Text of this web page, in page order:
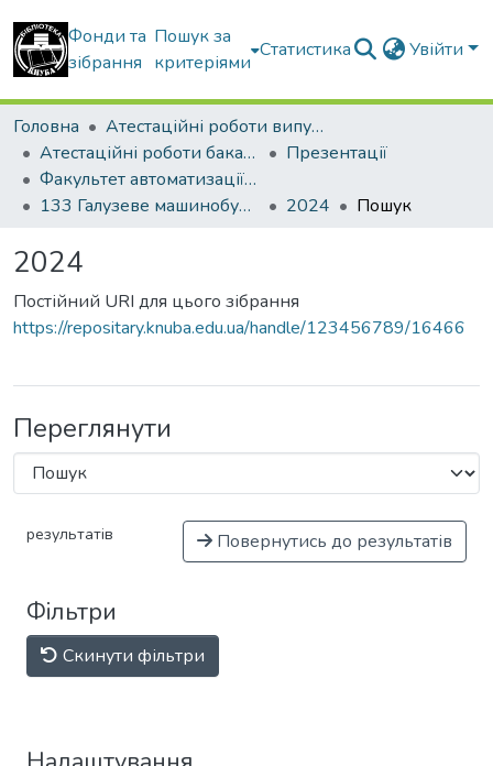
Фонди та
зібрання
Пошук за
критеріями
Статистика Увійти
Головна
Атестаційні роботи випускників
Атестаційні роботи бакалаврів
Презентації
Факультет автоматизації і інформаційних технологій
133 Галузеве машинобудування
2024 Пошук
2024
Постійний URI для цього зібрання
https://repositary.knuba.edu.ua/handle/123456789/16466
Переглянути
результатів Повернутись до результатів
Фільтри
Скинути фільтри